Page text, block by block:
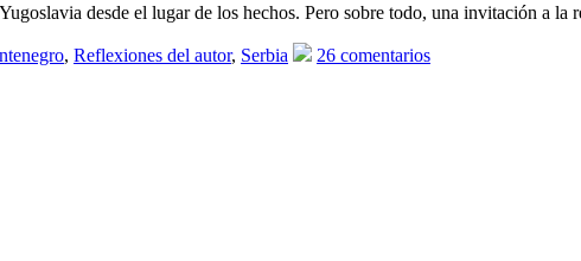
desde el lugar de los hechos. Pero sobre todo, una invitación a la
, Reflexiones del autor, Serbia 26 comentarios